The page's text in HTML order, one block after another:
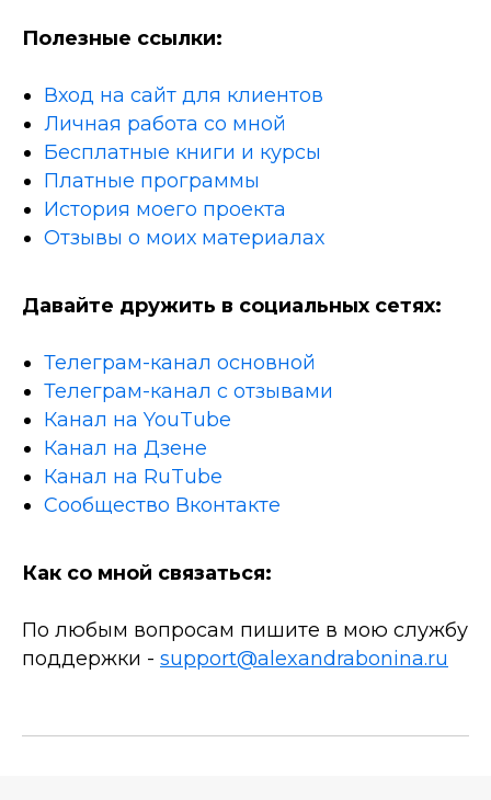
Полезные ссылки:
Вход на сайт для клиентов
Личная работа со мной
Бесплатные книги и курсы
Платные программы
История моего проекта
Отзывы о моих материалах
Давайте дружить в социальных сетях:
Телеграм-канал основной
Телеграм-канал с отзывами
Канал на YouTube
Канал на Дзене
Канал на RuTube
Сообщество Вконтакте
Как со мной связаться:
По любым вопросам пишите в мою службу
поддержки - support@alexandrabonina.ru